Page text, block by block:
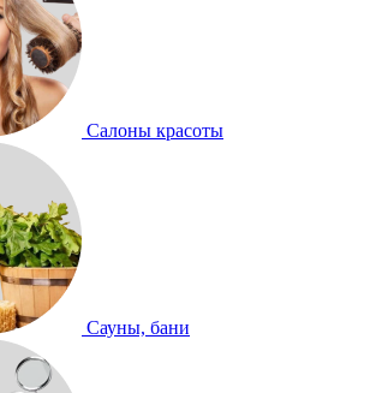
Салоны красоты
Сауны, бани